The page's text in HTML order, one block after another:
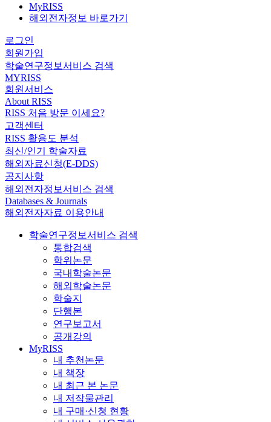
MyRISS
해외전자정보 바로가기
로그인
회원가입
학술연구정보서비스 검색
MYRISS
회원서비스
About RISS
RISS 처음 방문 이세요?
고객센터
RISS 활용도 분석
최신/인기 학술자료
해외자료신청(E-DDS)
공지사항
해외전자정보서비스 검색
Databases & Journals
해외전자자료 이용안내
학술연구정보서비스 검색
통합검색
학위논문
국내학술논문
해외학술논문
학술지
단행본
연구보고서
공개강의
MyRISS
내 추천논문
내 책장
내 최근 본 논문
내 저작물관리
내 구매·신청 현황